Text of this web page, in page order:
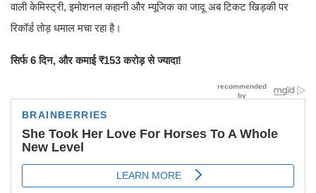
वाली केमिस्ट्री, इमोशनल कहानी और म्यूजिक का जादू अब टिकट खिड़की पर
रिकॉर्ड तोड़ धमाल मचा रहा है।
सिर्फ 6 दिन, और कमाई ₹153 करोड़ से ज्यादा!